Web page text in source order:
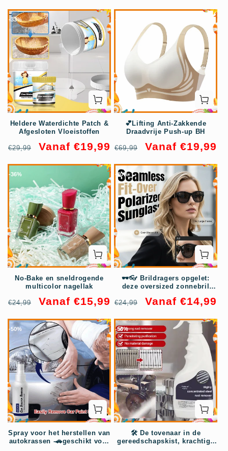
-33%
Heldere Waterdichte Patch &
Afgesloten Vloeistoffen
Normale
€29,99 Aanbiedingsprijs
Vanaf €19,99
-71%
💕Lifting Anti-Zakkende
Draadvrije Push-up BH
Normale
€69,99 Aanbiedingsprijs
Vanaf €19,99
-36%
No-Bake en sneldrogende
multicolor nagellak
Normale
€24,99 Aanbiedingsprijs
Vanaf €15,99
-40%
🕶️👓 Brildragers opgelet:
deze oversized zonnebril
je ziet eruit als een filmster –
geknipper met lenzen!
Normale
€24,99 Aanbiedingsprijs
Vanaf €14,99
Spray voor het herstellen van
autokrassen -🚗geschikt voor
🛠️ De tovenaar in de
gereedschapskist, krachtige